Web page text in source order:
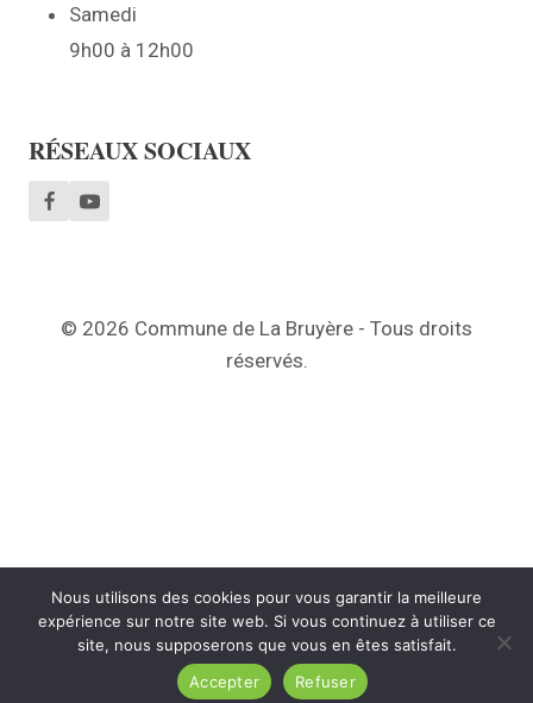
Samedi
9h00 à 12h00
RÉSEAUX SOCIAUX
© 2026 Commune de La Bruyère - Tous droits
réservés.
Nous utilisons des cookies pour vous garantir la meilleure
expérience sur notre site web. Si vous continuez à utiliser ce
site, nous supposerons que vous en êtes satisfait.
Accepter
Refuser